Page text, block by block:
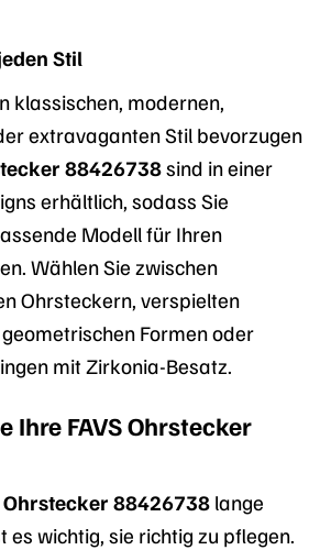
Stil
klassischen, modernen,
extravaganten Stil bevorzugen
88426738sind in einer
erhältlich, sodass Sie
Modell für Ihren
Wählen Sie zwischen
Ohrsteckern, verspielten
Formen oder
mit Zirkonia-Besatz.
Ihre FAVS Ohrstecker
Ohrstecker 88426738 lange
es wichtig, sie richtig zu pflegen.